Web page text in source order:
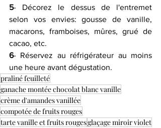
5- Décorez le dessus de l'entremet
selon vos envies: gousse de vanille,
macarons, framboises, mûres, grué de
cacao, etc.
6- Réservez au réfrigérateur au moins
une heure avant dégustation.
praliné feuilleté
ganache montée chocolat blanc vanille
crème d'amandes vanillée
compotée de fruits rouges
tarte vanille et fruits rougesglaçage miroir violet